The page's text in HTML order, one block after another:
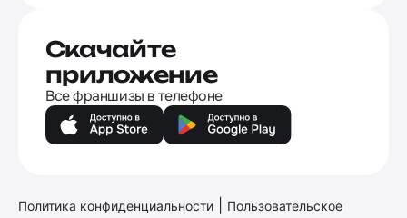
Скачайте
приложение
Все франшизы в телефоне
Политика конфиденциальности
Пользовательское